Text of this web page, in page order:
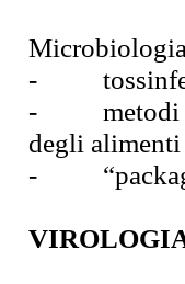
-
-
metodi
degli alimenti
-